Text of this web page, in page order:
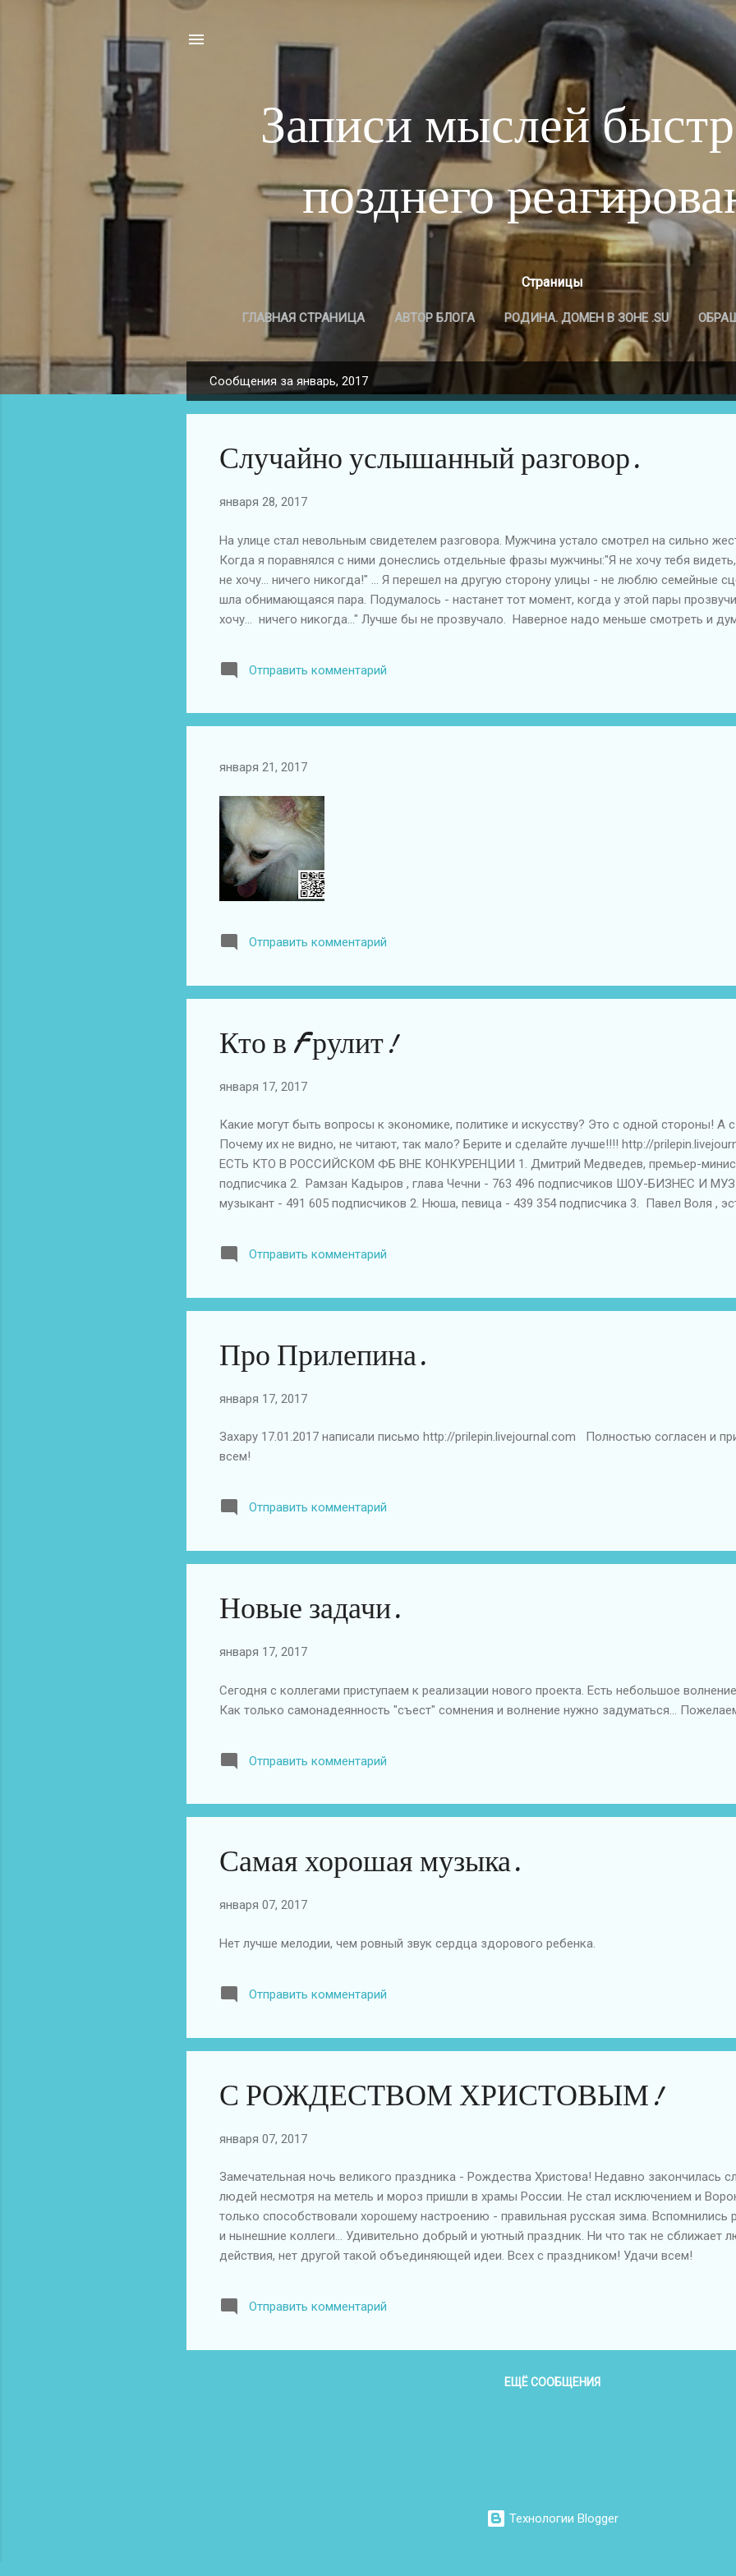
К основному контенту
Записи мыслей
позднего
Страницы
ГЛАВНАЯ СТРАНИЦА АВТОР БЛОГА РОДИНА. ДОМЕН В ЗОНЕ .SU
С
о
Сообщения за январь, 2017
Случайно услышанный разговор.
января 28, 2017
На улице стал невольным свидетелем разговора. Мужчина устало смотрел на сильно
Когда я поравнялся с ними донеслись отдельные фразы мужчины:"Я не хочу тебя
не хочу... ничего никогда!" ... Я перешел на другую сторону улицы - не люблю семейные
шла обнимающаяся пара. Подумалось - настанет тот момент, когда у этой пары
хочу... ничего никогда..." Лучше бы не прозвучало. Наверное надо меньше смотреть и
Отправить комментарий
января 21, 2017
Отправить комментарий
Кто в F рулит!
января 17, 2017
Какие могут быть вопросы к экономике, политике и искусству? Это с одной стороны! А
Почему их не видно, не читают, так мало? Берите и сделайте лучше!!!! http://
ЕСТЬ КТО В РОССИЙСКОМ ФБ ВНЕ КОНКУРЕНЦИИ 1. Дмитрий Медведев, премьер-
подписчика 2. Рамзан Кадыров , глава Чечни - 763 496 подписчиков ШОУ-БИЗНЕС И
музыкант - 491 605 подписчиков 2. Нюша, певица - 439 354 подписчика 3. Павел Воля ,
859 подписчиков 6. Наталья Водянова , супермодель - 353 825 подписчиков 7. Дима
подписчика 8. Сергей Лазарев , певец - 213 994 подписчика 9. Виктория Дайнеко ,
Отправить комментарий
Про Прилепина.
января 17, 2017
Захару 17.01.2017 написали письмо http://prilepin.livejournal.com Полностью согласен и
всем!
Отправить комментарий
Новые задачи.
января 17, 2017
Сегодня с коллегами приступаем к реализации нового проекта. Есть небольшое
Как только самонадеянность "съест" сомнения и волнение нужно задуматься...
Отправить комментарий
Самая хорошая музыка.
января 07, 2017
Нет лучше мелодии, чем ровный звук сердца здорового ребенка.
Отправить комментарий
С РОЖДЕСТВОМ ХРИСТОВЫМ!
января 07, 2017
Замечательная ночь великого праздника - Рождества Христова! Недавно закончилась
людей несмотря на метель и мороз пришли в храмы России. Не стал исключением и
только способствовали хорошему настроению - правильная русская зима. Вспомнились
и нынешние коллеги... Удивительно добрый и уютный праздник. Ни что так не сближает
действия, нет другой такой объединяющей идеи. Всех с праздником! Удачи всем!
Отправить комментарий
ЕЩЁ СООБЩЕНИЯ
Технологии Blogger